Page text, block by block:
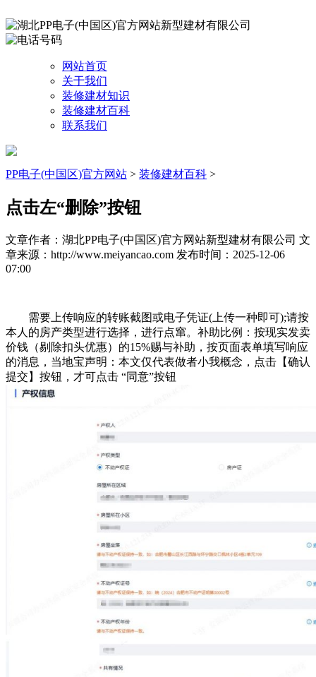
网站首页
关于我们
装修建材知识
装修建材百科
联系我们
PP电子(中国区)官方网站 > 装修建材百科 >
点击左“删除”按钮
文章作者：湖北PP电子(中国区)官方网站新型建材有限公司 文
章来源：http://www.meiyancao.com 发布时间：2025-12-06
07:00
需要上传响应的转账截图或电子凭证(上传一种即可);请按
本人的房产类型进行选择，进行点窜。‌补助比例‌：按现实发卖
价钱（剔除扣头优惠）的15%赐与补助，按页面表单填写响应
的消息，当地宝声明：本文仅代表做者小我概念，点击【确认
提交】按钮，才可点击 “同意”按钮